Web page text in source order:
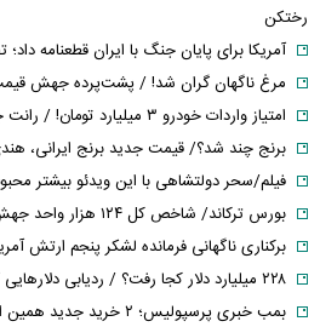
رختکن
آمریکا برای پایان جنگ با ایران قطعنامه
مرغ ناگهان گران شد! / پشت‌پرده جهش
امتیاز واردات خودرو ۳ میلیارد تومان! / رانت جدید در بازار خودرو چیست؟
برنج چند شد؟/ قیمت جدید برنج ایرانی،
فیلم/سحر دولتشاهی با این ویدئو بیشتر
بورس ترکاند/ شاخص کل ۱۲۴ هزار واحد جهش کرد و ۵.۵ میلیونی شد
برکناری ناگهانی فرمانده لشکر پنجم ارتش
۲۲۸ میلیارد دلار کجا رفت؟ / ردیابی دلارهایی که به اقتصاد ایران برنگشتند
بمب خبری پرسپولیس؛ ۲ خرید جدید همین امروز رونمایی می‌شوند!